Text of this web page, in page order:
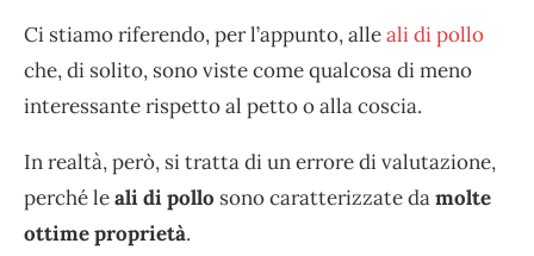
Ci stiamo riferendo, per l’appunto, alleali di pollo
che, di solito, sono viste come qualcosa di meno
interessante rispetto al petto o alla coscia.
In realtà, però, si tratta di un errore di valutazione,
perché leali di pollo sono caratterizzate damolte
ottime proprietà.